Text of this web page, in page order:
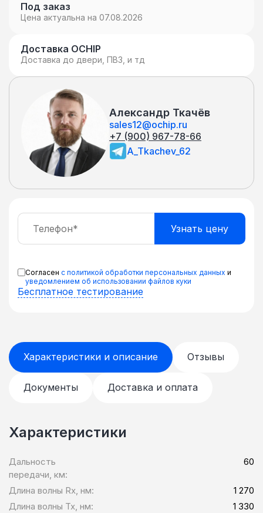
Под заказ
Цена актуальна на 07.08.2026
Доставка OCHIP
Доставка до двери, ПВЗ, и тд
Александр Ткачёв
sales12@ochip.ru
+7 (900) 967-78-66
A_Tkachev_62
Согласен с политикой обработки персональных данных и
уведомлением об использовании файлов куки
Бесплатное тестирование
Характеристики и описание Отзывы
Документы Доставка и оплата
Характеристики
Дальность
передачи, км:
60
Длина волны Rx, нм:
1 270
Длина волны Tx, нм:
1 330